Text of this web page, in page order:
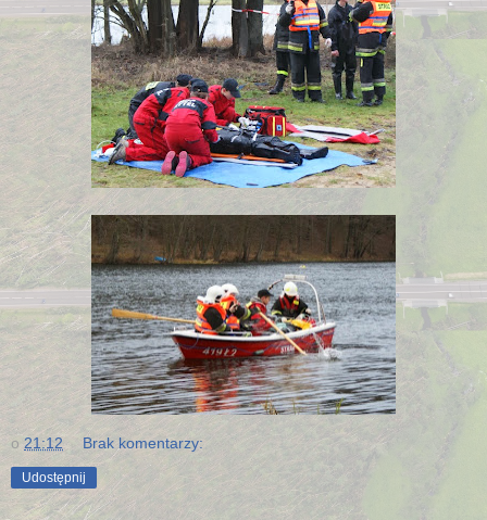
o 21:12 Brak komentarzy:
Udostępnij